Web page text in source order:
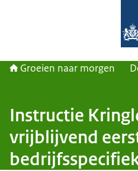
Groeien naar morgen
Instructie
vrijblijvend